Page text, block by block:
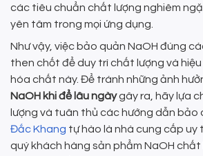
các tiêu chuẩn chất lượng nghiêm
yên tâm trong mọi ứng dụng.
Như vậy, việc bảo quản NaOH đúng
then chốt để duy trì chất lượng và
hóa chất này. Để tránh những ảnh
NaOH khi để lâu ngàygây ra, hãy lựa
lượng và tuân thủ các hướng dẫn bảo
Đắc Khang tự hào là nhà cung cấp uy
quý khách hàng sản phẩm NaOH